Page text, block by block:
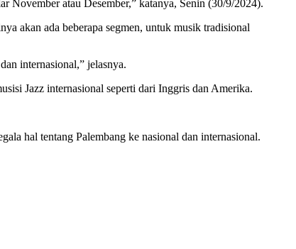
November atau Desember,” katanya, Senin (30/9/2024).
akan ada beberapa segmen, untuk musik tradisional
internasional,” jelasnya.
Jazz internasional seperti dari Inggris dan Amerika.
hal tentang Palembang ke nasional dan internasional.